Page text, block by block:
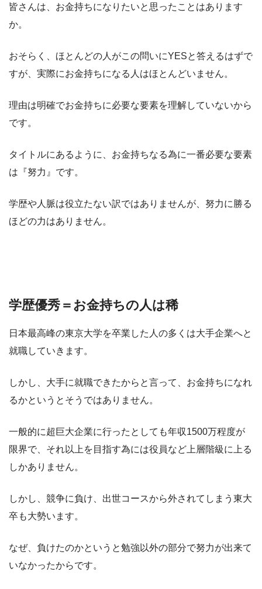
皆さんは、お金持ちになりたいと思ったことはあります
か。
おそらく、ほとんどの人がこの問いにYESと答えるはずで
すが、実際にお金持ちになる人はほとんどいません。
理由は明確でお金持ちに必要な要素を理解していないから
です。
タイトルにあるように、お金持ちなる為に一番必要な要素
は『努力』です。
学歴や人脈は役立たない訳ではありませんが、努力に勝る
ほどの力はありません。
学歴優秀＝お金持ちの人は稀
日本最高峰の東京大学を卒業した人の多くは大手企業へと
就職していきます。
しかし、大手に就職できたからと言って、お金持ちになれ
るかというとそうではありません。
一般的に超巨大企業に行ったとしても年収1500万程度が
限界で、それ以上を目指す為には役員など上層階級に上る
しかありません。
しかし、競争に負け、出世コースから外されてしまう東大
卒も大勢います。
なぜ、負けたのかというと勉強以外の部分で努力が出来て
いなかったからです。